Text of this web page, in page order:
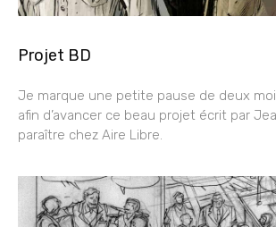
Projet BD
Je marque une petite pause de deux
afin d’avancer ce beau projet écrit par
paraître chez Aire Libre.